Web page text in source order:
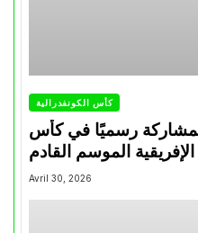
كأس الكونفدرالية
رسميًا في كأس
Avril 30, 2026